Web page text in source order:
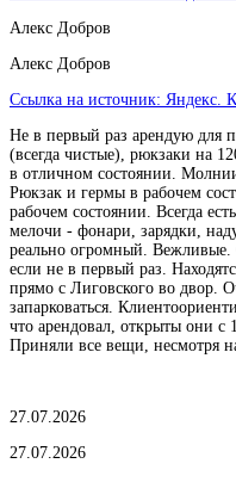
Алекс Добров
Алекс Добров
Ссылка на источник: Яндекс.
Не в первый раз арендую для
(всегда чистые), рюкзаки на
в отличном состоянии.
Рюкзак и гермы в рабочем
рабочем состоянии. Всегда
мелочи - фонари, зарядки,
реально огромный. Вежливые.
если не в первый раз.
прямо с Лиговского во двор.
запарковаться.
что арендовал, открыты они с
Приняли все вещи, несмотря
27.07.2026
27.07.2026